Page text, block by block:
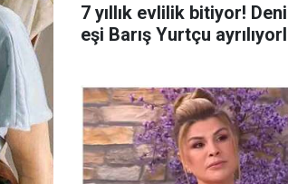
7 yıllık evlilik bitiyor!
eşi Barış Yurtçu